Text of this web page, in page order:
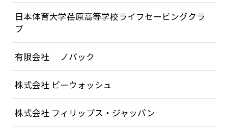
学校の先生方へ
ライフセーバーになろう
お問い合わせ
日本体育大学荏原高等学校ライフセービングクラ
ブ
有限会社 ノバック
株式会社 ピーウォッシュ
株式会社 フィリップス・ジャッパン